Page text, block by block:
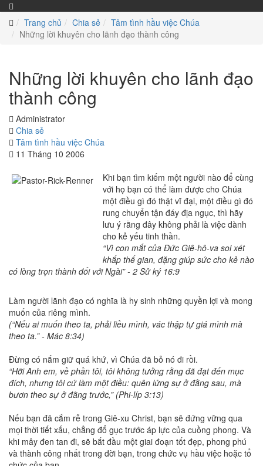
Trang chủ Chia sẻ
Tâm tình hầu việc Chúa
Những lời khuyên cho lãnh đạo thành công
Những lời khuyên cho lãnh đạo
thành công
Administrator
Chia sẻ
Tâm tình hầu việc Chúa
11 Tháng 10 2006
Khi bạn tìm kiếm một người nào để cùng
với họ bạn có thể làm được cho Chúa
một điều gì đó thật vĩ đại, một điều gì đó
rung chuyển tận đáy địa ngục, thì hãy
lưu ý rằng đây không phải là việc dành
cho kẻ yếu tinh thần.
“Vì con mắt của Đức Giê-hô-va soi xét
khắp thế gian, đặng giúp sức cho kẻ nào
có lòng trọn thành đối với Ngài” - 2 Sử ký 16:9
Làm người lãnh đạo có nghĩa là hy sinh những quyền lợi và mong
muốn của riêng mình.
(“Nếu ai muốn theo ta, phải liều mình, vác thập tự giá mình mà
theo ta.” - Mác 8:34)
Đừng có nắm giữ quá khứ, vì Chúa đã bỏ nó đi rồi.
“Hỡi Anh em, về phần tôi, tôi không tưởng rằng đã đạt đến mục
đích, nhưng tôi cứ làm một điều: quên lửng sự ở đằng sau, mà
bươn theo sự ở đằng trước,” (Phi-líp 3:13)
Nếu bạn đã cắm rễ trong Giê-xu Christ, bạn sẽ đứng vững qua
mọi thời tiết xấu, chẳng đổ gục trước áp lực của cuồng phong. Và
khi mây đen tan đi, sẽ bắt đầu một giai đoạn tốt đẹp, phong phú
và thành công nhất trong đời bạn, trong chức vụ hầu việc hoặc tổ